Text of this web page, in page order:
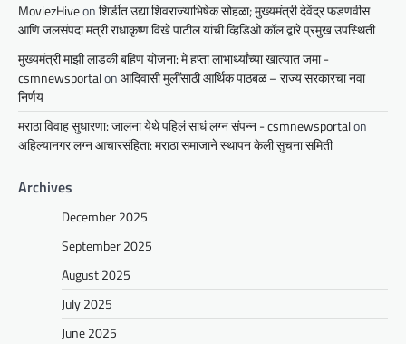
MoviezHiveonशिर्डीत उद्या शिवराज्याभिषेक सोहळा; मुख्यमंत्री देवेंद्र फडणवीस
आणि जलसंपदा मंत्री राधाकृष्ण विखे पाटील यांची व्हिडिओ कॉल द्वारे प्रमुख उपस्थिती
मुख्यमंत्री माझी लाडकी बहिण योजना: मे हप्ता लाभार्थ्यांच्या खात्यात जमा -
csmnewsportalonआदिवासी मुलींसाठी आर्थिक पाठबळ – राज्य सरकारचा नवा
निर्णय
मराठा विवाह सुधारणा: जालना येथे पहिलं साधं लग्न संपन्न - csmnewsportalon
अहिल्यानगर लग्न आचारसंहिता: मराठा समाजाने स्थापन केली सुचना समिती
Archives
December 2025
September 2025
August 2025
July 2025
June 2025